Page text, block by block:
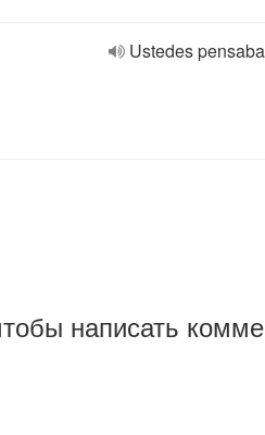
Ustedes
написать